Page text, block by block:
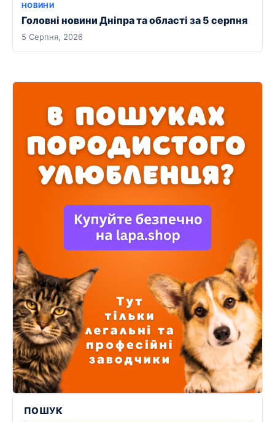
НОВИНИ
Головні новини Дніпра та області за 5 серпня
5 Серпня, 2026
ПОШУК